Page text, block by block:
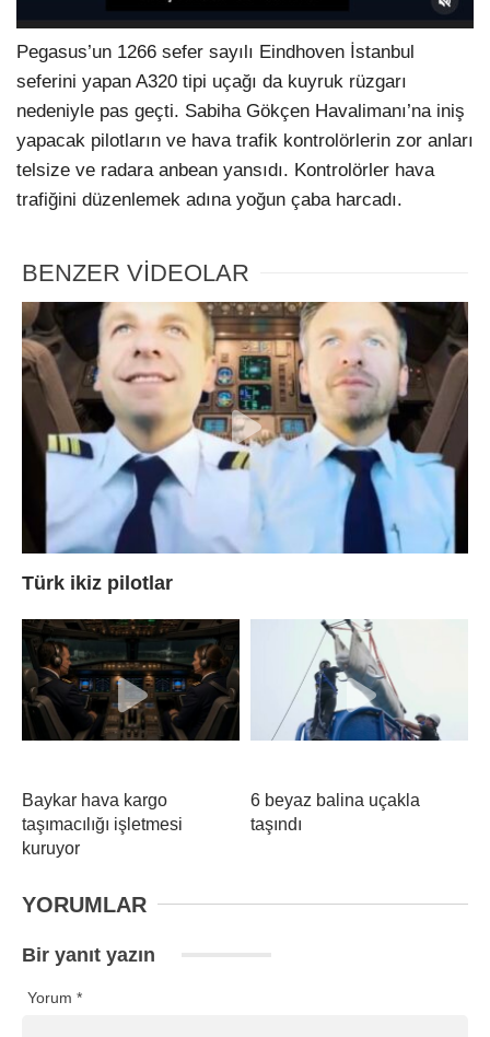
Pegasus’un 1266 sefer sayılı Eindhoven İstanbul
seferini yapan A320 tipi uçağı da kuyruk rüzgarı
nedeniyle pas geçti. Sabiha Gökçen Havalimanı’na iniş
yapacak pilotların ve hava trafik kontrolörlerin zor anları
telsize ve radara anbean yansıdı. Kontrolörler hava
trafiğini düzenlemek adına yoğun çaba harcadı.
BENZER VİDEOLAR
Türk ikiz pilotlar
Baykar hava kargo
taşımacılığı işletmesi
kuruyor
6 beyaz balina uçakla
taşındı
YORUMLAR
Bir yanıt yazın
Yorum *